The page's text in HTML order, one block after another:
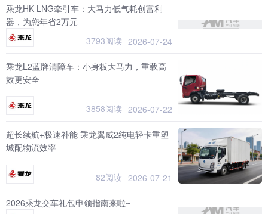
乘龙HK LNG牵引车：大马力低气耗创富利
器，为您年省2万元
3793阅读 2026-07-24
乘龙L2蓝牌清障车：小身板大马力，重载高
效更安全
3858阅读 2026-07-22
超长续航+极速补能 乘龙翼威2纯电轻卡重塑
城配物流效率
82阅读 2026-07-21
2026乘龙交车礼包申领指南来啦~